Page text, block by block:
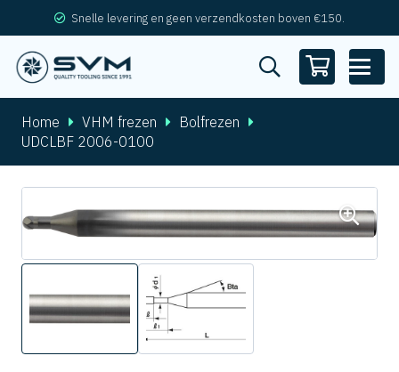
Snelle levering en geen verzendkosten boven €150.
Home VHM frezen
Bolfrezen
UDCLBF 2006-0100